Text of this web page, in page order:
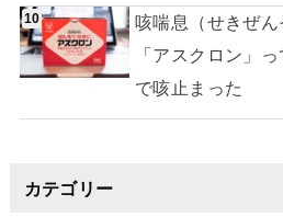
咳喘息（せきぜ
「アスクロン」
で咳止まった
カテゴリー